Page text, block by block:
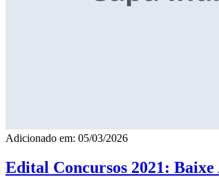
Adicionado em: 05/03/2026
Edital Concursos 2021: